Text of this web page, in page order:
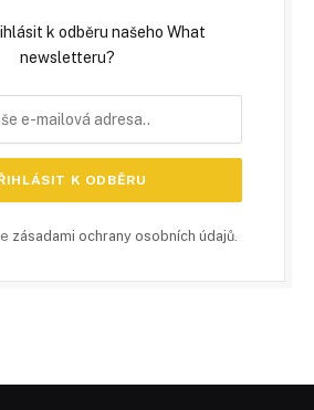
k odběru našeho What
newsletteru?
zásadami ochrany osobních údajů.